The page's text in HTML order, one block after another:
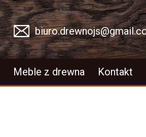
Meble z drewna Kontakt